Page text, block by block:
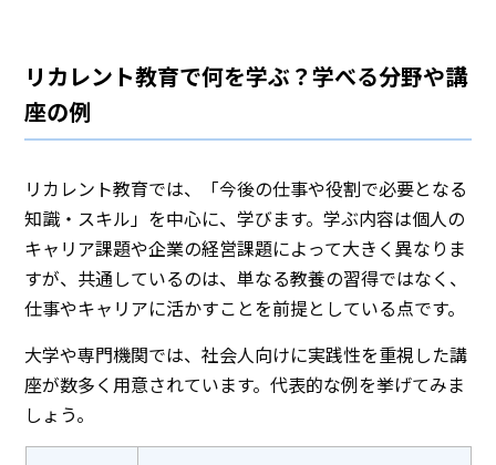
リカレント教育で何を学ぶ？学べる分野や講
座の例
リカレント教育では、「今後の仕事や役割で必要となる
知識・スキル」を中心に、学びます。学ぶ内容は個人の
キャリア課題や企業の経営課題によって大きく異なりま
すが、共通しているのは、単なる教養の習得ではなく、
仕事やキャリアに活かすことを前提としている点です。
大学や専門機関では、社会人向けに実践性を重視した講
座が数多く用意されています。代表的な例を挙げてみま
しょう。